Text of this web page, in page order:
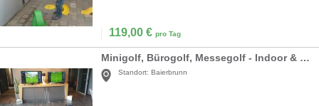
119,00 € pro Tag
Minigolf, Bürogolf, Messegolf - Indoor & Outdoor
Standort: Baierbrunn